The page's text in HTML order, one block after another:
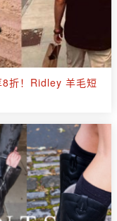
8折！Ridley 羊毛短